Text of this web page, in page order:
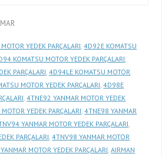
YEDEK PARÇALARI ,4D92E KOMATSU
KOMATSU MOTOR YEDEK PARÇALARI
PARÇALARI ,4D94LE KOMATSU MOTOR
MOTOR YEDEK PARÇALARI ,4D98E
,4TNE92 YANMAR MOTOR YEDEK
YEDEK PARÇALARI ,4TNE98 YANMAR
YANMAR MOTOR YEDEK PARÇALARI
PARÇALARI ,4TNV98 YANMAR MOTOR
MOTOR YEDEK PARÇALARI ,AIRMAN